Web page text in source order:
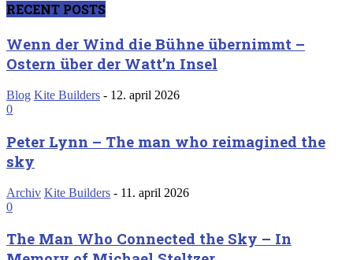
RECENT POSTS
Wenn der Wind die Bühne übernimmt –
Ostern über der Watt’n Insel
Blog Kite Builders - 12. april 2026
0
Peter Lynn – The man who reimagined the
sky
Archiv Kite Builders - 11. april 2026
0
The Man Who Connected the Sky – In